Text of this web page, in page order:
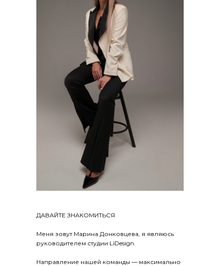
ДАВАЙТЕ ЗНАКОМИТЬСЯ
Меня зовут Марина Донковцева, я являюсь
руководителем студии LiDesign.
Направление нашей команды — максимально